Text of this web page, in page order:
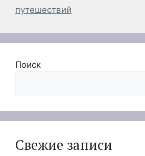
путешествий
Поиск
Свежие записи